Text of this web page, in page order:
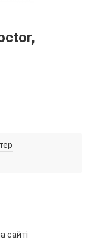
сайті